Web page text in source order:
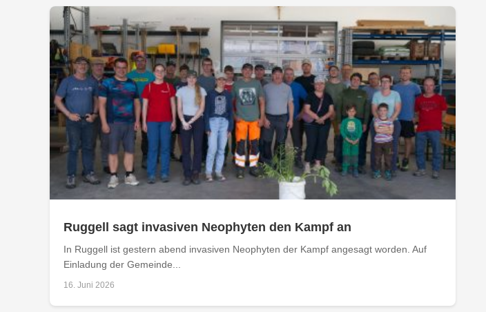
Ruggell sagt invasiven Neophyten den Kampf an
In Ruggell ist gestern abend invasiven Neophyten der Kampf angesagt worden. Auf
Einladung der Gemeinde...
16. Juni 2026